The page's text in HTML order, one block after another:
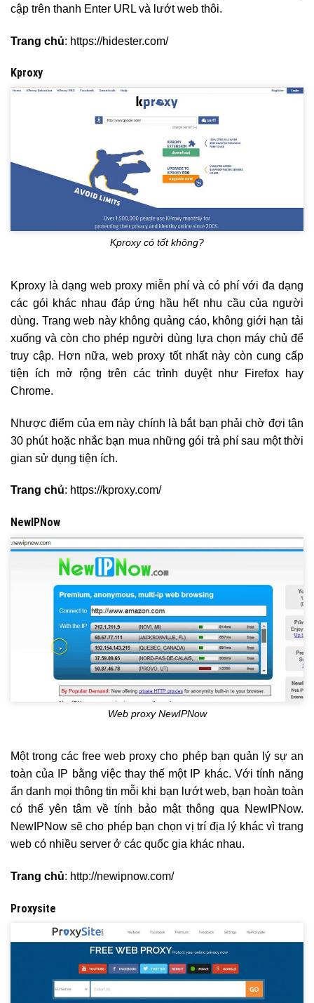
cập trên thanh Enter URL và lướt web thôi.
Trang chủ: https://hidester.com/
Kproxy
Kproxy có tốt không?
Kproxy là dạng web proxy miễn phí và có phí với đa dạng
các gói khác nhau đáp ứng hầu hết nhu cầu của người
dùng. Trang web này không quảng cáo, không giới hạn tải
xuống và còn cho phép người dùng lựa chọn máy chủ để
truy cập. Hơn nữa, web proxy tốt nhất này còn cung cấp
tiện ích mở rộng trên các trình duyệt như Firefox hay
Chrome.
Nhược điểm của em này chính là bắt bạn phải chờ đợi tận
30 phút hoặc nhắc bạn mua những gói trả phí sau một thời
gian sử dụng tiện ích.
Trang chủ: https://kproxy.com/
NewIPNow
Web proxy NewIPNow
Một trong các free web proxy cho phép bạn quản lý sự an
toàn của IP bằng việc thay thế một IP khác. Với tính năng
ẩn danh mọi thông tin mỗi khi bạn lướt web, bạn hoàn toàn
có thể yên tâm về tính bảo mật thông qua NewIPNow.
NewIPNow sẽ cho phép bạn chọn vị trí địa lý khác vì trang
web có nhiều server ở các quốc gia khác nhau.
Trang chủ: http://newipnow.com/
Proxysite